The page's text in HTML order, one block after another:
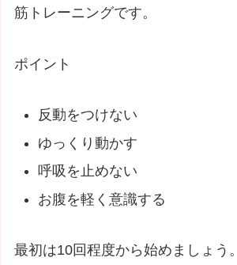
筋トレーニングです。
ポイント
反動をつけない
ゆっくり動かす
呼吸を止めない
お腹を軽く意識する
最初は10回程度から始めましょう。